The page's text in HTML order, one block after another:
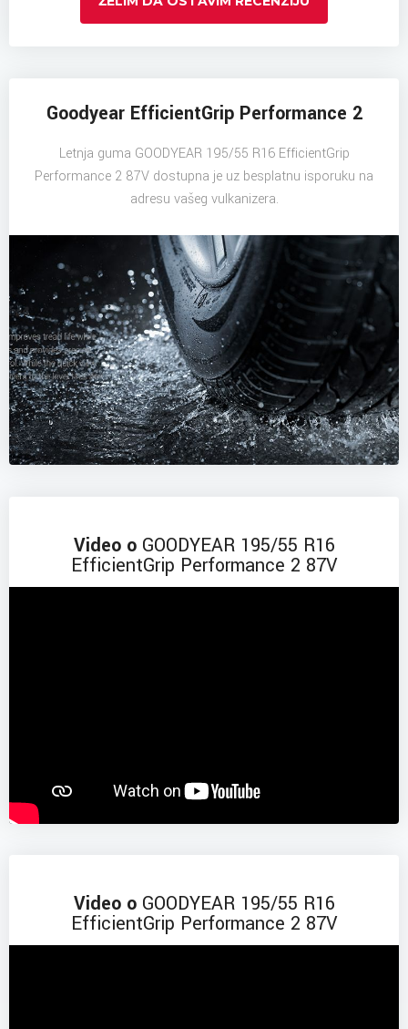
Goodyear EfficientGrip Performance 2
Letnja guma GOODYEAR 195/55 R16 EfficientGrip
Performance 2 87V dostupna je uz besplatnu isporuku na
adresu vašeg vulkanizera.
Video o GOODYEAR 195/55 R16
EfficientGrip Performance 2 87V
Video o GOODYEAR 195/55 R16
EfficientGrip Performance 2 87V